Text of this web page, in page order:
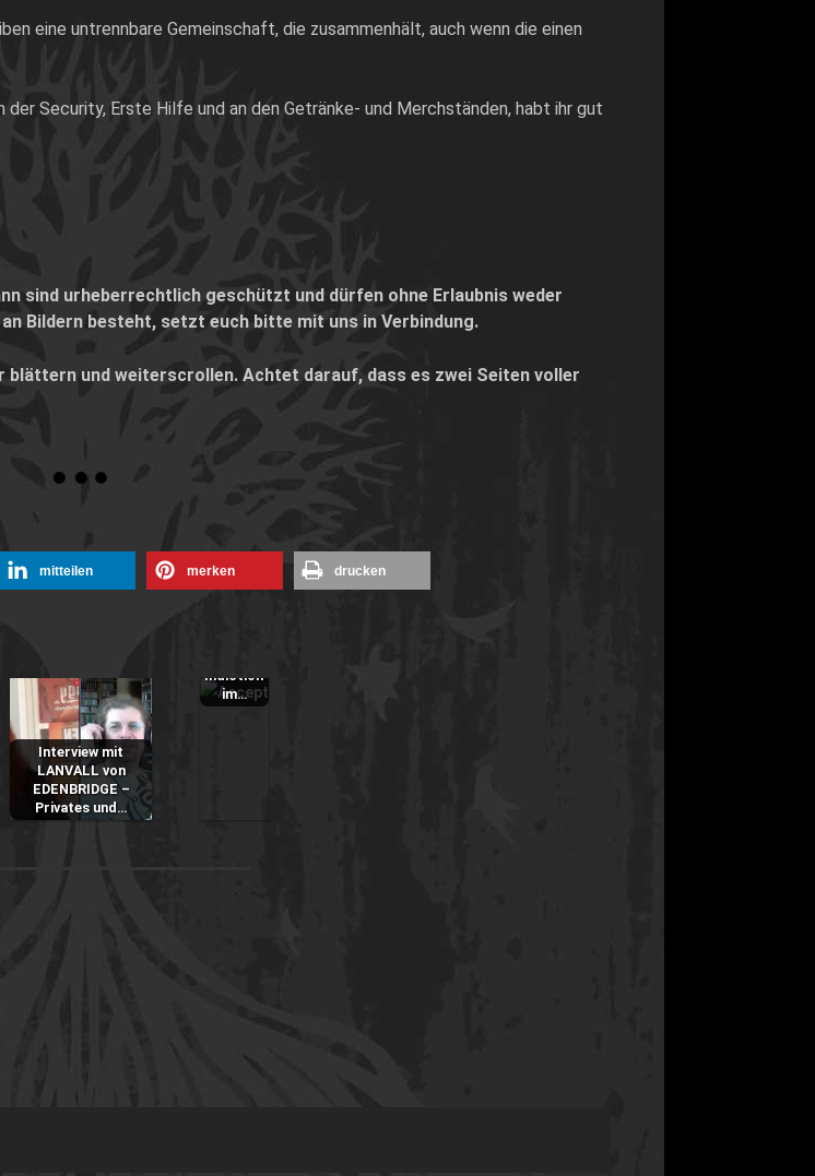
eine untrennbare Gemeinschaft, die zusammenhält, auch wenn die einen
der Security, Erste Hilfe und an den Getränke- und Merchständen, habt ihr gut
sind urheberrechtlich geschützt und dürfen ohne Erlaubnis weder
Bildern besteht, setzt euch bitte mit uns in Verbindung.
blättern und weiterscrollen. Achtet darauf, dass es zwei Seiten voller
mitteilen merken drucken
Interview mit
LANVALL von
EDENBRIDGE –
Privates und…
Indiction
im…